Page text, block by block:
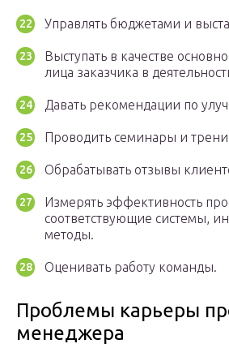
Управлять бюджетами и
Выступать в качестве
лица заказчика в
Давать рекомендации по
Проводить семинары и
Обрабатывать отзывы
Измерять эффективность
соответствующие системы,
методы.
Оценивать работу команды.
Проблемы карьеры
менеджера